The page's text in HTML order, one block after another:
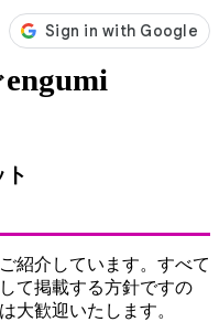
engumi
紹介しています。すべて
て掲載する方針ですの
大歓迎いたします。